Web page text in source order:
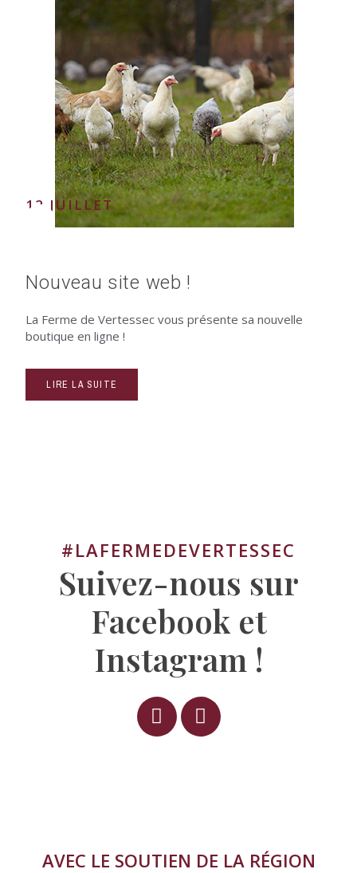
12 JUILLET
Nouveau site web !
La Ferme de Vertessec vous présente sa nouvelle
boutique en ligne !
LIRE LA SUITE
#LAFERMEDEVERTESSEC
Suivez-nous sur
Facebook et
Instagram !
AVEC LE SOUTIEN DE LA RÉGION